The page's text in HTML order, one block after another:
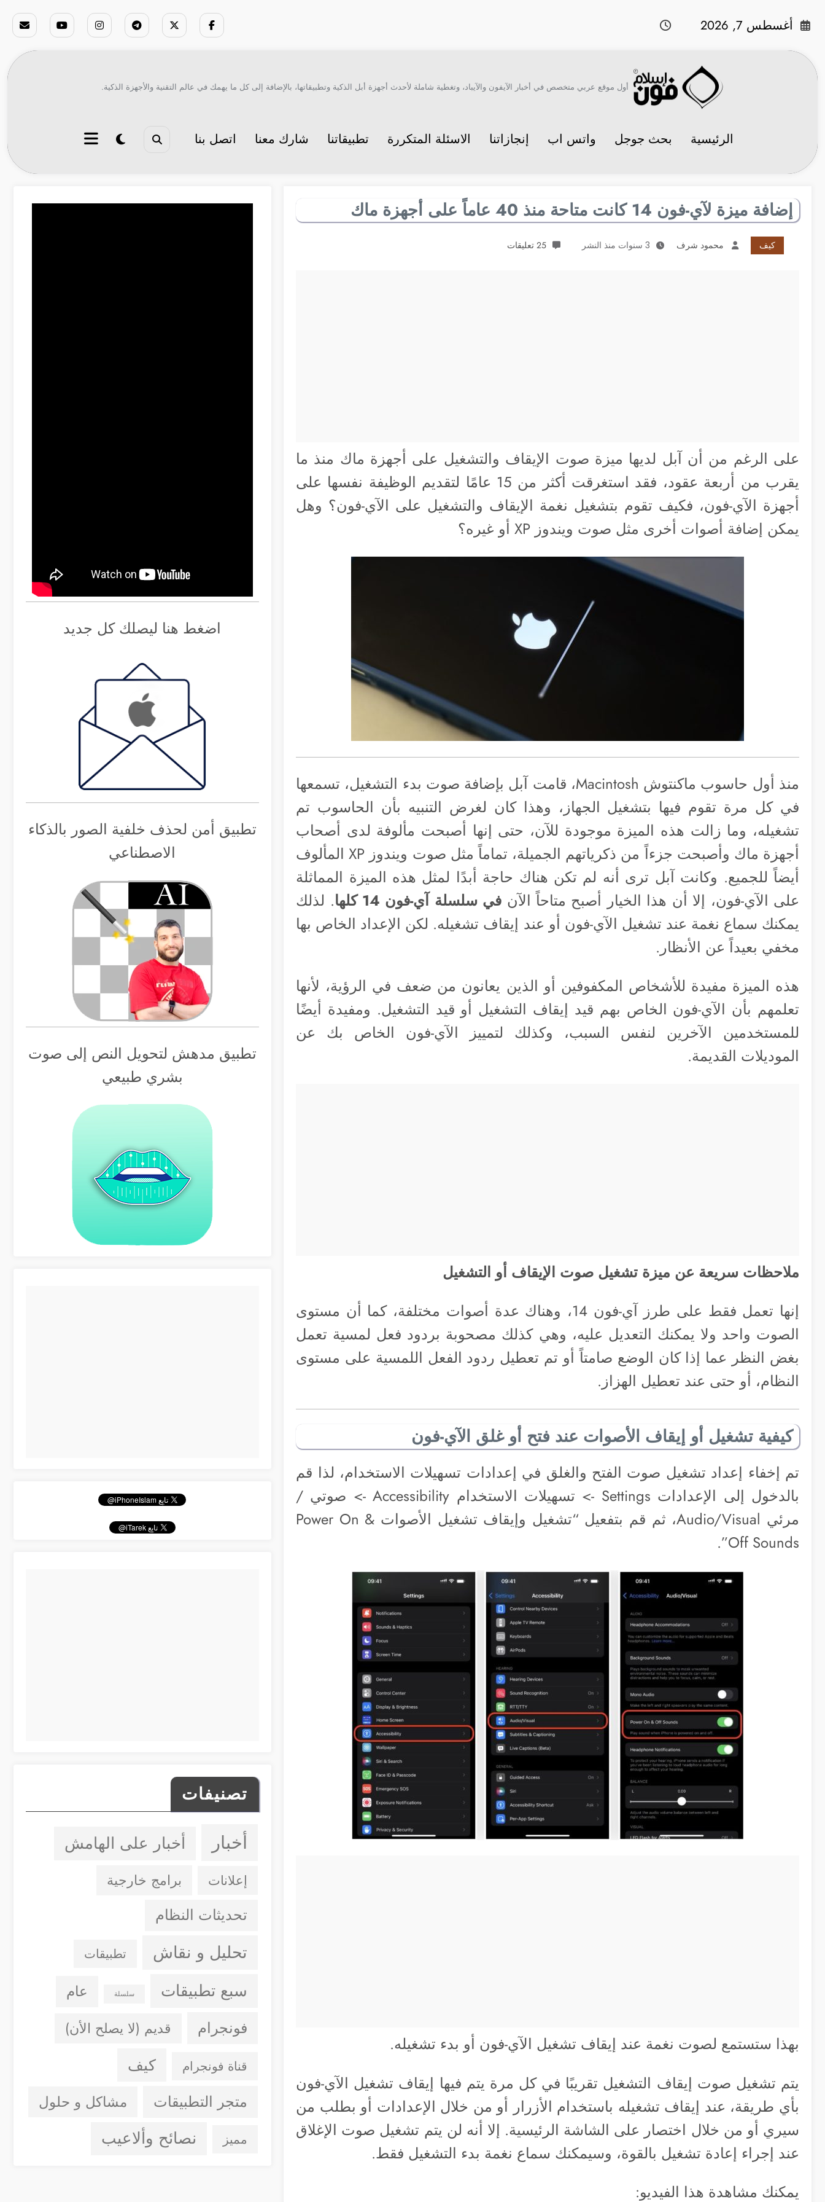
أغسطس 7, 2026
أول موقع عربي متخصص في أخبار الآيفون والآيباد، وتغطية شاملة لأحدث أجهزة أبل الذكية وتطبيقاتها، بالإضافة إلى كل ما يهمك في عالم التقنية والأجهزة الذكية.
الرئيسية بحث جوجل واتس اب إنجازاتنا الاسئلة المتكررة تطبيقاتنا شارك معنا اتصل بنا
إضافة ميزة لآي-فون 14 كانت متاحة منذ 40 عاماً على أجهزة ماك
كيف محمود شرف 3 سنوات منذ النشر 25 تعليقات
على الرغم من أن آبل لديها ميزة صوت الإيقاف والتشغيل على أجهزة ماك منذ ما
يقرب من أربعة عقود، فقد استغرقت أكثر من 15 عامًا لتقديم الوظيفة نفسها على
أجهزة الآي-فون، فكيف تقوم بتشغيل نغمة الإيقاف والتشغيل على الآي-فون؟ وهل
يمكن إضافة أصوات أخرى مثل صوت ويندوز XP أو غيره؟
منذ أول حاسوب ماكنتوش Macintosh، قامت آبل بإضافة صوت بدء التشغيل، تسمعها
في كل مرة تقوم فيها بتشغيل الجهاز، وهذا كان لغرض التنبيه بأن الحاسوب تم
تشغيله، وما زالت هذه الميزة موجودة للآن، حتى إنها أصبحت مألوفة لدى أصحاب
أجهزة ماك وأصبحت جزءاً من ذكرياتهم الجميلة، تماماً مثل صوت ويندوز XP المألوف
أيضاً للجميع. وكانت آبل ترى أنه لم تكن هناك حاجة أبدًا لمثل هذه الميزة المماثلة
على الآي-فون، إلا أن هذا الخيار أصبح متاحاً الآن في سلسلة آي-فون 14 كلها
. لذلك
يمكنك سماع نغمة عند تشغيل الآي-فون أو عند إيقاف تشغيله. لكن الإعداد الخاص بها
مخفي بعيداً عن الأنظار.
هذه الميزة مفيدة للأشخاص المكفوفين أو الذين يعانون من ضعف في الرؤية، لأنها
تعلمهم بأن الآي-فون الخاص بهم قيد إيقاف التشغيل أو قيد التشغيل. ومفيدة أيضًا
للمستخدمين الآخرين لنفس السبب، وكذلك لتمييز الآي-فون الخاص بك عن
الموديلات القديمة.
ملاحظات سريعة عن ميزة تشغيل صوت الإيقاف أو التشغيل
إنها تعمل فقط على طرز آي-فون 14، وهناك عدة أصوات مختلفة، كما أن مستوى
الصوت واحد ولا يمكنك التعديل عليه، وهي كذلك مصحوبة بردود فعل لمسية تعمل
بغض النظر عما إذا كان الوضع صامتاً أو تم تعطيل ردود الفعل اللمسية على مستوى
النظام، أو حتى عند تعطيل الهزاز.
كيفية تشغيل أو إيقاف الأصوات عند فتح أو غلق الآي-فون
تم إخفاء إعداد تشغيل صوت الفتح والغلق في إعدادات تسهيلات الاستخدام، لذا قم
بالدخول إلى الإعدادات Settings -> تسهيلات الاستخدام Accessibility -> صوتي /
مرئي Audio/Visual، ثم قم بتفعيل “تشغيل وإيقاف تشغيل الأصوات Power On &
Off Sounds”.
بهذا ستستمع لصوت نغمة عند إيقاف تشغيل الآي-فون أو بدء تشغيله.
يتم تشغيل صوت إيقاف التشغيل تقريبًا في كل مرة يتم فيها إيقاف تشغيل الآي-فون
بأي طريقة، عند إيقاف تشغيله باستخدام الأزرار أو من خلال الإعدادات أو بطلب من
سيري أو من خلال اختصار على الشاشة الرئيسية. إلا أنه لن يتم تشغيل صوت الإغلاق
عند إجراء إعادة تشغيل بالقوة، وسيمكنك سماع نغمة بدء التشغيل فقط.
يمكنك مشاهدة هذا الفيديو:
اضغط هنا ليصلك كل جديد
تطبيق أمن لحذف خلفية الصور بالذكاء
الاصطناعي
تطبيق مدهش لتحويل النص إلى صوت
بشري طبيعي
تصنيفات
أخبار أخبار على الهامش
إعلانات برامج خارجية
تحديثات النظام
تحليل و نقاش تطبيقات
سبع تطبيقات سلسلة عام
فونجرام قديم (لا يصلح الأن)
قناة فونجرام كيف
متجر التطبيقات مشاكل و حلول
مميز نصائح وألاعيب